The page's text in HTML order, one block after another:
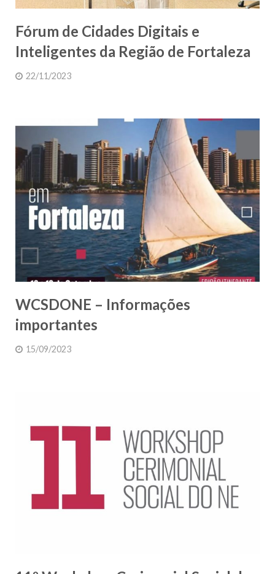
Fórum de Cidades Digitais e
Inteligentes da Região de Fortaleza
22/11/2023
WCSDONE – Informações
importantes
15/09/2023